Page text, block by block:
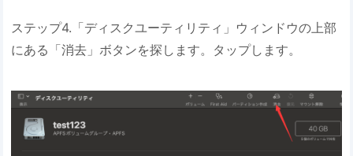
ステップ4.「ディスクユーティリティ」ウィンドウの上部
にある「消去」ボタンを探します。タップします。